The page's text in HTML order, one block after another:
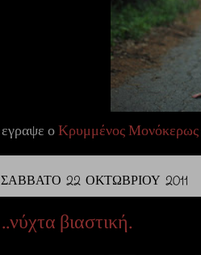
εγραψε οΚρυμμένος Μονόκερως
ΣΆΒΒΑΤΟ 22 ΟΚΤΩΒΡΊΟΥ 2011
..νύχτα βιαστική.